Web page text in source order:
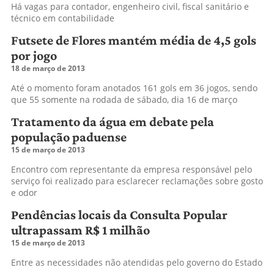
Há vagas para contador, engenheiro civil, fiscal sanitário e
técnico em contabilidade
Futsete de Flores mantém média de 4,5 gols
por jogo
18 de março de 2013
Até o momento foram anotados 161 gols em 36 jogos, sendo
que 55 somente na rodada de sábado, dia 16 de março
Tratamento da água em debate pela
população paduense
15 de março de 2013
Encontro com representante da empresa responsável pelo
serviço foi realizado para esclarecer reclamações sobre gosto
e odor
Pendências locais da Consulta Popular
ultrapassam R$ 1 milhão
15 de março de 2013
Entre as necessidades não atendidas pelo governo do Estado